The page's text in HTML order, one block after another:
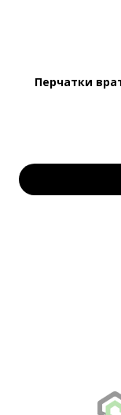
Перчатки